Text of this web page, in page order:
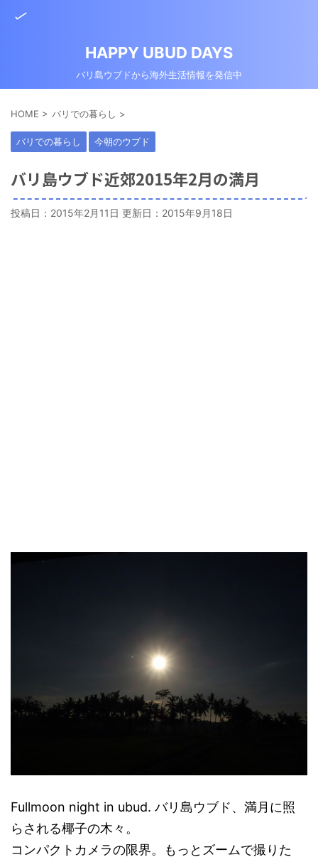
HAPPY UBUD DAYS
バリ島ウブドから海外生活情報を発信中
HOME > バリでの暮らし >
バリでの暮らし 今朝のウブド
バリ島ウブド近郊2015年2月の満月
投稿日：2015年2月11日 更新日： 2015年9月18日
Fullmoon night in ubud. バリ島ウブド、満月に照
らされる椰子の木々。
コンパクトカメラの限界。もっとズームで撮りた